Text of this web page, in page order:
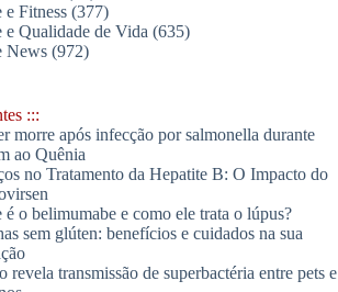
e Fitness(377)
e Qualidade de Vida (635)
News(972)
:::
morre após infecção por salmonella durante
ao Quênia
no Tratamento da Hepatite B: O Impacto do
é o belimumabe e como ele trata o lúpus?
sem glúten: benefícios e cuidados na sua
revela transmissão de superbactéria entre pets e